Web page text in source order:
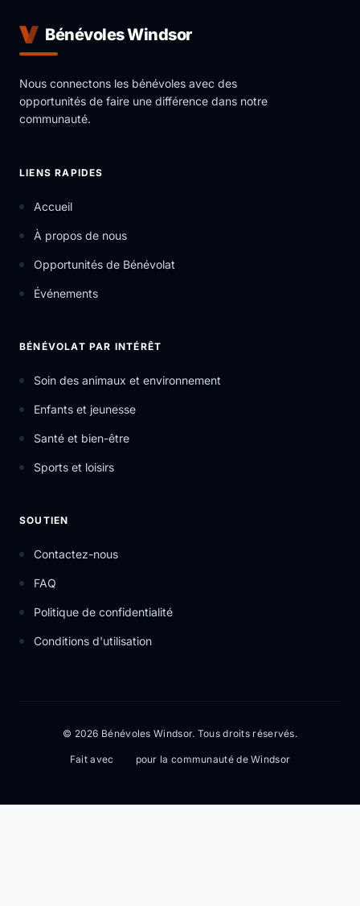
Bénévoles Windsor
Nous connectons les bénévoles avec des
opportunités de faire une différence dans notre
communauté.
LIENS RAPIDES
Accueil
À propos de nous
Opportunités de Bénévolat
Événements
BÉNÉVOLAT PAR INTÉRÊT
Soin des animaux et environnement
Enfants et jeunesse
Santé et bien-être
Sports et loisirs
SOUTIEN
Contactez-nous
FAQ
Politique de confidentialité
Conditions d'utilisation
© 2026 Bénévoles Windsor. Tous droits réservés.
Fait avec pour la communauté de Windsor